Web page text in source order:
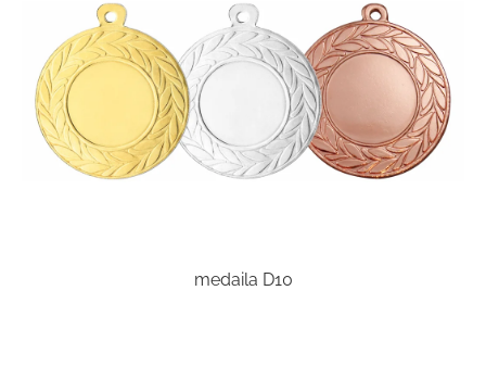
medaila D10